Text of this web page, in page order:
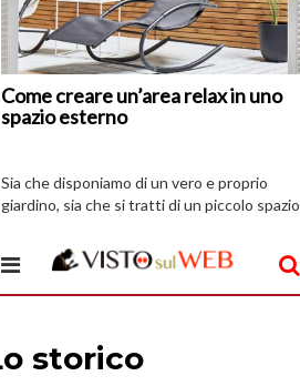
Come creare un’area relax in uno
spazio esterno
Sia che disponiamo di un vero e proprio
giardino, sia che si tratti di un piccolo spazio